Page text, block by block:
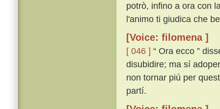
potrò, infino a ora con
l'animo ti giudica che
[Voice: filomena ]
[ 046 ] “ Ora ecco ”
disubidire; ma sí
non tornar piú per
partí.